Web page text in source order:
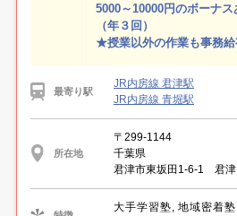
5000～10000円のボーナス
（年３回）
★授業以外の作業も事務給
最寄り駅
JR内房線 君津駅
JR内房線 青堀駅
所在地
〒299-1144
千葉県
君津市東坂田1-6-1 君津
大手学習塾, 地域密着